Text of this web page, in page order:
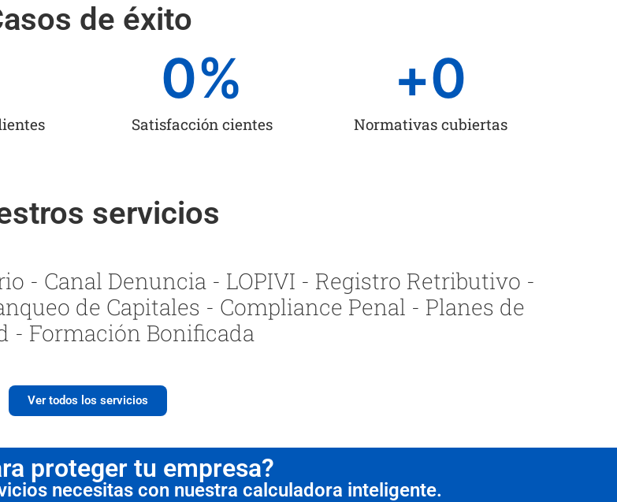
de éxito
Satisfacción cientes
0%
Normativas cubiertas
+0
servicios
- Canal Denuncia - LOPIVI - Registro Retributivo -
de Capitales - Compliance Penal - Planes de
- Formación Bonificada
Ver todos los servicios
proteger tu empresa?
necesitas con nuestra calculadora inteligente.